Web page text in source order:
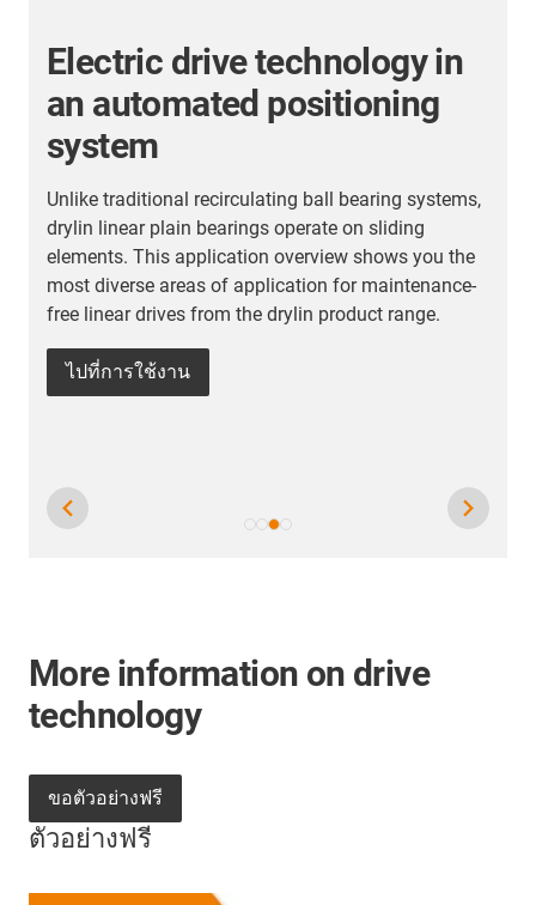
More application examples
Here you will find many more application examples
from our customers from all industries. Discover the
applications in which the linear units from igus are
already used.
ไปยังตัวอย่างการใช้งาน
More information on drive
technology
ตัวอย่างฟรี
ขอตัวอย่างฟรี